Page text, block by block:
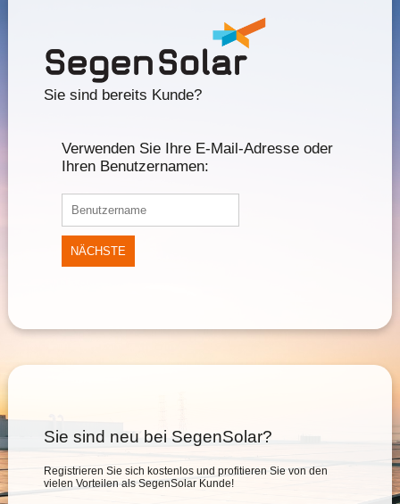
Sie sind bereits Kunde?
Verwenden Sie Ihre E-Mail-Adresse oder
Ihren Benutzernamen:
NÄCHSTE
Sie sind neu bei SegenSolar?
Registrieren Sie sich kostenlos und profitieren Sie von den
vielen Vorteilen als SegenSolar Kunde!